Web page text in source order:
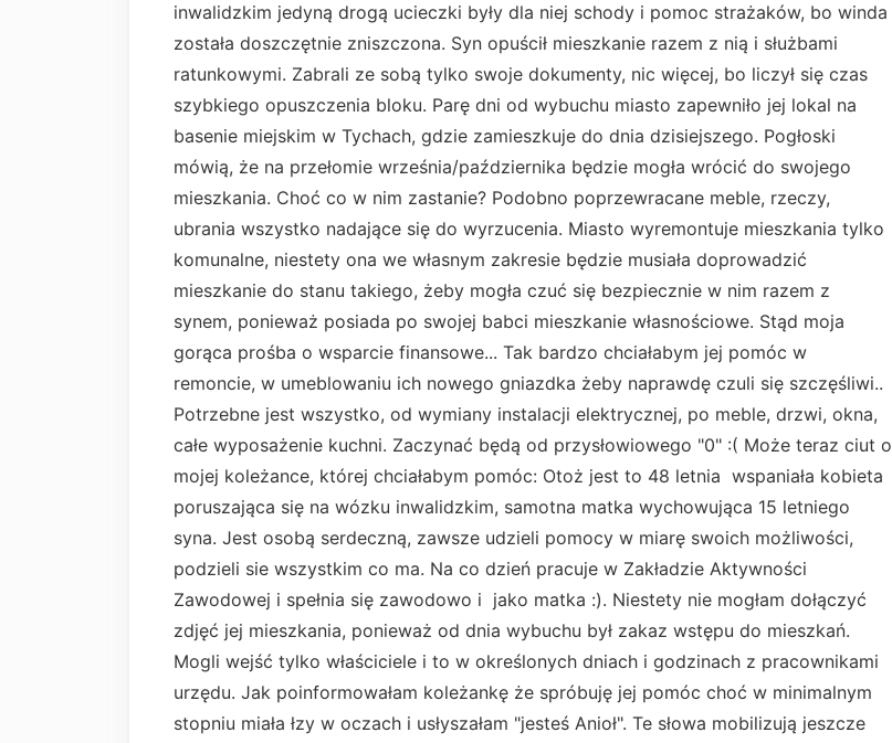
inwalidzkim jedyną drogą ucieczki były dla niej schody i pomoc strażaków, bo winda
została doszczętnie zniszczona. Syn opuścił mieszkanie razem z nią i służbami
ratunkowymi. Zabrali ze sobą tylko swoje dokumenty, nic więcej, bo liczył się czas
szybkiego opuszczenia bloku. Parę dni od wybuchu miasto zapewniło jej lokal na
basenie miejskim w Tychach, gdzie zamieszkuje do dnia dzisiejszego. Pogłoski
mówią, że na przełomie września/października będzie mogła wrócić do swojego
mieszkania. Choć co w nim zastanie? Podobno poprzewracane meble, rzeczy,
ubrania wszystko nadające się do wyrzucenia. Miasto wyremontuje mieszkania tylko
komunalne, niestety ona we własnym zakresie będzie musiała doprowadzić
mieszkanie do stanu takiego, żeby mogła czuć się bezpiecznie w nim razem z
synem, ponieważ posiada po swojej babci mieszkanie własnościowe. Stąd moja
gorąca prośba o wsparcie finansowe... Tak bardzo chciałabym jej pomóc w
remoncie, w umeblowaniu ich nowego gniazdka żeby naprawdę czuli się szczęśliwi..
Potrzebne jest wszystko, od wymiany instalacji elektrycznej, po meble, drzwi, okna,
całe wyposażenie kuchni. Zaczynać będą od przysłowiowego "0" :( Może teraz ciut o
mojej koleżance, której chciałabym pomóc: Otoż jest to 48 letnia wspaniała kobieta
poruszająca się na wózku inwalidzkim, samotna matka wychowująca 15 letniego
syna. Jest osobą serdeczną, zawsze udzieli pomocy w miarę swoich możliwości,
podzieli sie wszystkim co ma. Na co dzień pracuje w Zakładzie Aktywności
Zawodowej i spełnia się zawodowo i jako matka :). Niestety nie mogłam dołączyć
zdjęć jej mieszkania, ponieważ od dnia wybuchu był zakaz wstępu do mieszkań.
Mogli wejść tylko właściciele i to w określonych dniach i godzinach z pracownikami
urzędu. Jak poinformowałam koleżankę że spróbuję jej pomóc choć w minimalnym
stopniu miała łzy w oczach i usłyszałam "jesteś Anioł". Te słowa mobilizują jeszcze